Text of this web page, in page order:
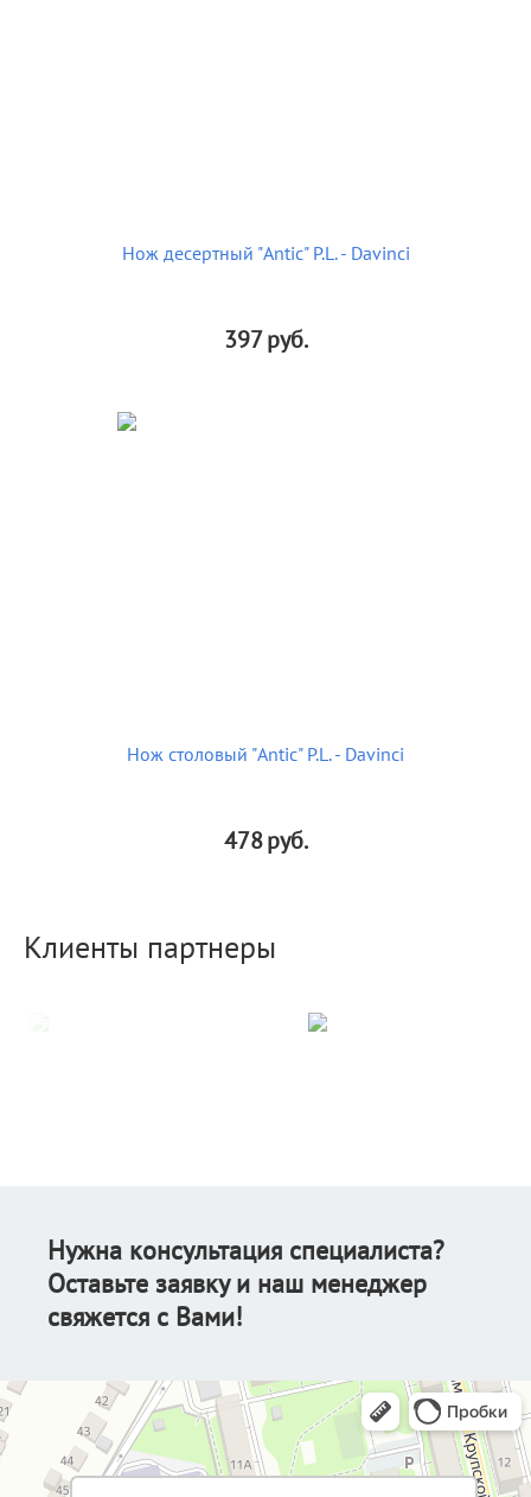
Нож десертный "Antic" P.L. - Davinci
397руб.
Нож столовый "Antic" P.L. - Davinci
478руб.
Клиенты партнеры
Нужна консультация специалиста?
Оставьте заявку и наш менеджер
свяжется с Вами!